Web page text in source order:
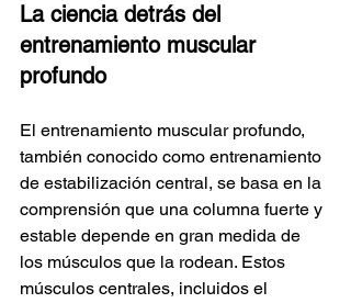
La ciencia detrás del
entrenamiento muscular
profundo
El entrenamiento muscular profundo,
también conocido como entrenamiento
de estabilización central, se basa en la
comprensión que una columna fuerte y
estable depende en gran medida de
los músculos que la rodean. Estos
músculos centrales, incluidos el